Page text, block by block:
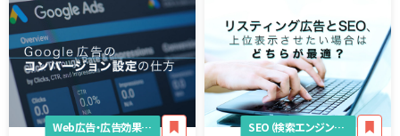
Web広告・広告効果測定 SEO（検索エンジン最適化）